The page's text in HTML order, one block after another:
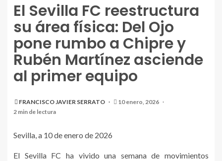
El Sevilla FC reestructura
su área física: Del Ojo
pone rumbo a Chipre y
Rubén Martínez asciende
al primer equipo
FRANCISCO JAVIER SERRATO
10 enero, 2026
2 min de lectura
Sevilla, a 10 de enero de 2026
El Sevilla FC ha vivido una semana de movimientos